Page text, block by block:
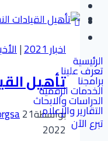
الرئيسية
تعرف علينا
برامجنا
الخدمات الرقمية
الدراسات والابحاث
التقارير والإعلام
تبرع الآن
اخبار 2021 |
تأهيل
بواسطة21 فبراير، 2021
2022